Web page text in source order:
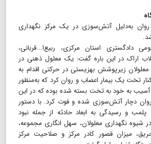
به‌دلیل آتش‌سوزی در یک مرکز نگهداری
دادگستری استان مرکزی، ربیع‌ا...قربانی،
اراک در این باره گفت: یک معلول ذهنی در
معلولان زیرپوشش بهزیستی در حرکتی اقدام به
تخت یک بیمار اعصاب و روان کرد که به‌منظور
آسیب به خود به تخت بسته شده بوده که در این
روان دچار آتش‌سوزی شده و فوت کرد. با دستور
پلمب و رسیدگی به ابعاد حادثه از جمله نبود
شیوه نگهداری معلولان، سهل انگاری مجموعه،
میزان قصور کادر مرکز و صلاحیت مرکز